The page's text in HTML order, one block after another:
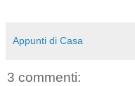
Appunti di Casa
3 commenti: